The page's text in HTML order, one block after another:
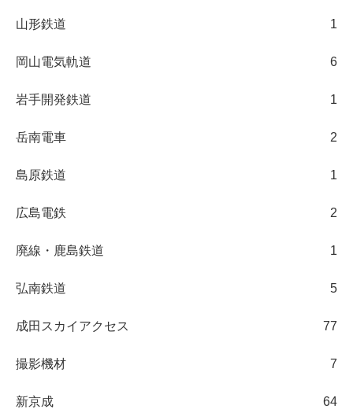
山形鉄道 1
岡山電気軌道 6
岩手開発鉄道 1
岳南電車 2
島原鉄道 1
広島電鉄 2
廃線・鹿島鉄道 1
弘南鉄道 5
成田スカイアクセス 77
撮影機材 7
新京成 64